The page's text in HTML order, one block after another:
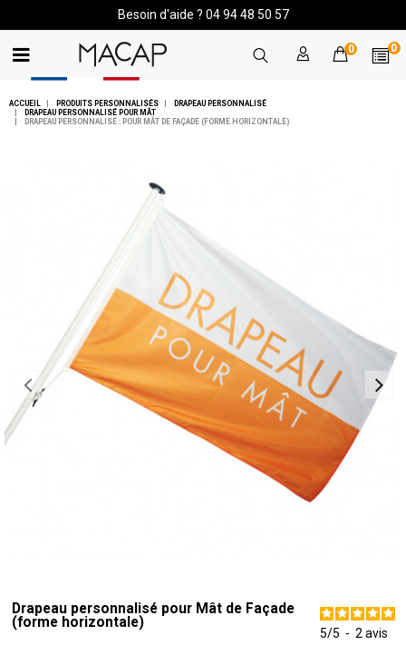
Besoin d'aide ? 04 94 48 50 57
0 0
ACCUEIL PRODUITS PERSONNALISÉS
DRAPEAU PERSONNALISÉ
DRAPEAU PERSONNALISÉ POUR MÂT
DRAPEAU PERSONNALISÉ : POUR MÂT DE FAÇADE (FORME HORIZONTALE)
5/5 - 2 avis
Drapeau personnalisé pour Mât de Façade
(forme horizontale)